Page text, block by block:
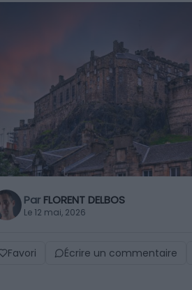
Par FLORENT DELBOS
Le 12 mai, 2026
Favori Écrire un commentaire